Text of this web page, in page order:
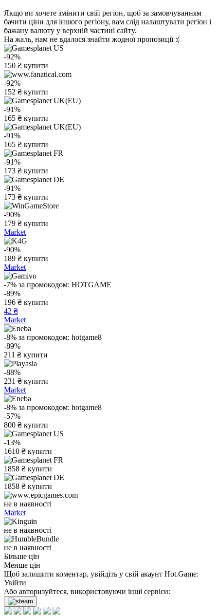
Якщо ви хочете змінити свій регіон, щоб за замовчуванням
бачити ціни для іншого регіону, вам слід налаштувати регіон і
бажану валюту у верхній частині сайту.
На жаль, нам не вдалося знайти жодної пропозиції :(
-92%
150 ₴ купити
-92%
152 ₴ купити
-91%
165 ₴ купити
-91%
165 ₴ купити
-91%
173 ₴ купити
-91%
173 ₴ купити
-90%
179 ₴ купити
Market
-90%
189 ₴ купити
Market
-7% за промокодом: HOTGAME
-89%
196 ₴ купити
42 ₴
Market
-8% за промокодом: hotgame8
-89%
211 ₴ купити
-88%
231 ₴ купити
Market
-8% за промокодом: hotgame8
-57%
800 ₴ купити
-13%
1610 ₴ купити
1858 ₴ купити
1858 ₴ купити
не в наявності
Market
не в наявності
не в наявності
Більше цін
Менше цін
Щоб залишити коментар, увійдіть у свій акаунт Hot.Game:
Увійти
Або авторизуйтеся, використовуючи інші сервіси: